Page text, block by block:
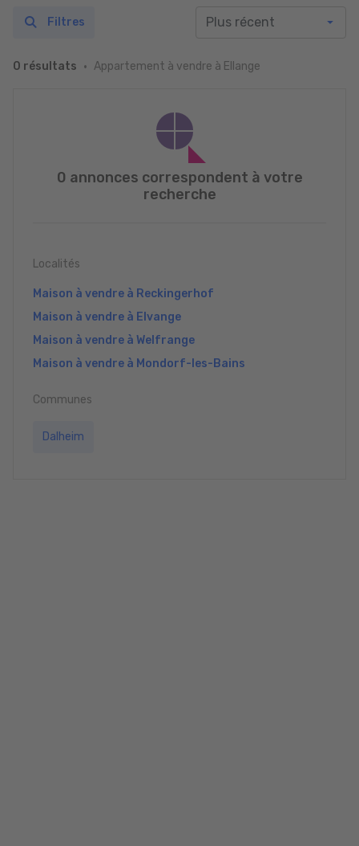
0 résultats Appartement à vendre à Ellange
Filtres
0 annonces correspondent à votre
recherche
Localités
Maison à vendre à Reckingerhof
Maison à vendre à Elvange
Maison à vendre à Welfrange
Maison à vendre à Mondorf-les-Bains
Communes
Dalheim